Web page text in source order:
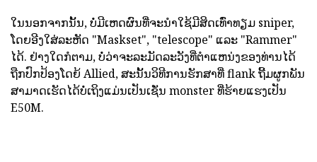
ໃນນອກຈາກນັ້ນ, ບໍ່ມີເຫດຜົນທີ່ຈະນໍາໃຊ້ມີສິດເທົ່າທຽມ sniper,
ໂດຍອີງໃສ່ລະຫັດ "Maskset", "telescope" ແລະ "Rammer"
ໄດ້. ຢ່າງໃດກໍຕາມ, ບໍ່ວ່າຈະລະມັດລະວັງທີ່ຕໍາແຫນ່ງຂອງທ່ານໄດ້
ຖືກປົກປ້ອງໂດຍ້ Allied, ສະນັ້ນວິທີການຮັກສາທີ່ flank ຖີ້ມຜູກພັນ
ສາມາດເຮັດໄດ້ບໍ່ເຖິງແມ່ນເປັນເຊັ່ນ monster ທີ່ຮ້າຍແຮງເປັນ
E50M.